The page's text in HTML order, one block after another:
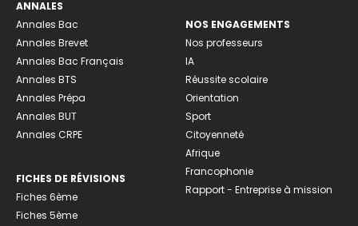
ANNALES
Annales Bac
Annales Brevet
Annales Bac Français
Annales BTS
Annales Prépa
Annales BUT
Annales CRPE
FICHES DE RÉVISIONS
Fiches 6ème
Fiches 5ème
NOS ENGAGEMENTS
Nos professeurs
IA
Réussite scolaire
Orientation
Sport
Citoyenneté
Afrique
Francophonie
Rapport - Entreprise à mission